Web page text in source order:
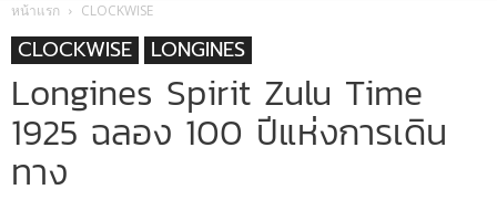
หน้าแรก CLOCKWISE
CLOCKWISE LONGINES
Longines Spirit Zulu Time
1925 ฉลอง 100 ปีแห่งการเดิน
ทาง